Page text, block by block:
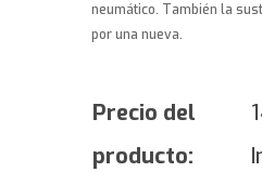
neumático. También la
por una nueva.
Precio del
producto: